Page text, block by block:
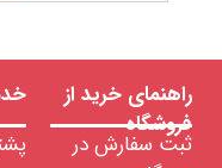
راهنمای خرید از
فروشگاه
ثبت سفارش در